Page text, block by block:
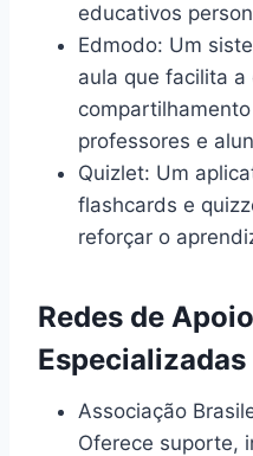
educativos
Edmodo: Um
aula que facilita
professores e
Quizlet: Um
flashcards e
reforçar o
Redes de
Especializadas
Associação
Oferece suporte,